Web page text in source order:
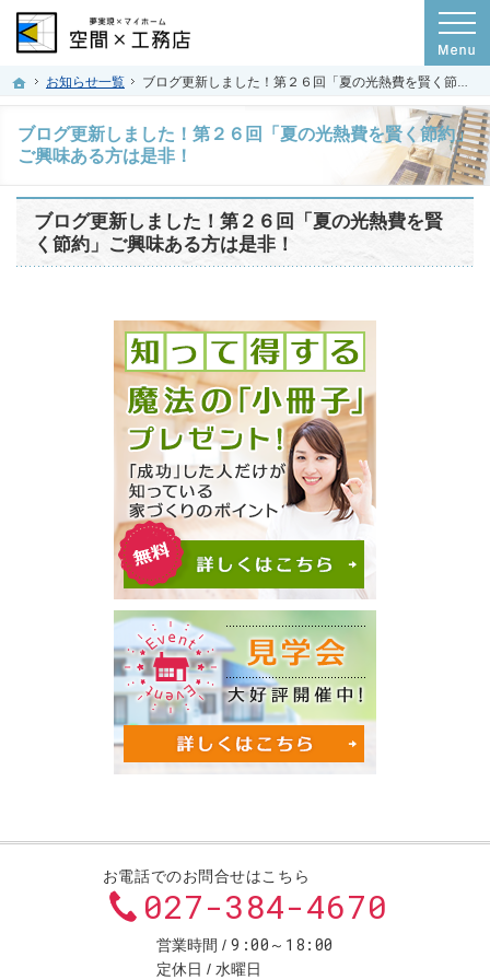
ホーム
お知らせ一覧 ブログ更新しました！第２６回「夏の光熱費を賢く節約」ご興味ある方は是非！
ブログ更新しました！第２６回「夏の光熱費を賢く節約」
ご興味ある方は是非！
プロの目線からご提案。群馬県高崎市の注文住宅・新築戸建てを手がける工務店
空間×工務店｜群馬県高崎市の新築・注文住宅・新築戸建てを手がける工務店
ブログ更新しました！第２６回「夏の光熱費を賢
く節約」ご興味ある方は是非！
お電話でのお問合せはこちら
027-384-4670
営業時間 9:00～18:00
定休日 水曜日